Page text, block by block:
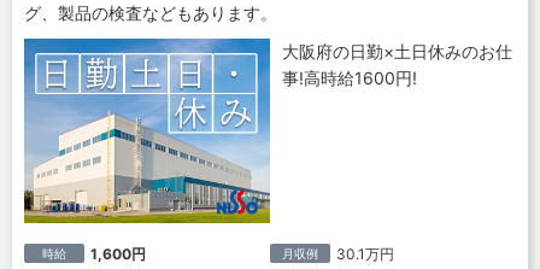
グ、製品の検査などもあります。
大阪府の日勤×土日休みのお仕
事!高時給1600円!
時給 1,600円 月収例 30.1万円